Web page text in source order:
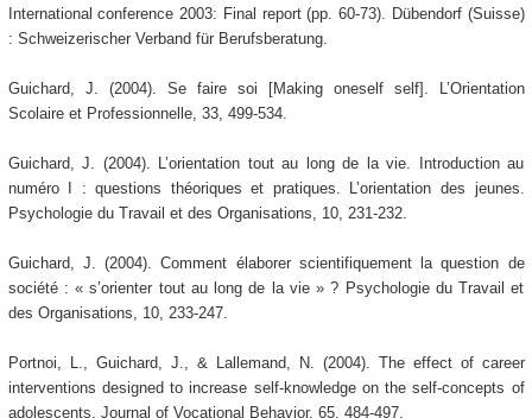
International conference 2003: Final report (pp. 60-73). Dübendorf (Suisse)
: Schweizerischer Verband für Berufsberatung.
Guichard, J. (2004). Se faire soi [Making oneself self]. L’Orientation
Scolaire et Professionnelle, 33, 499-534.
Guichard, J. (2004). L’orientation tout au long de la vie. Introduction au
numéro I : questions théoriques et pratiques. L’orientation des jeunes.
Psychologie du Travail et des Organisations, 10, 231-232.
Guichard, J. (2004). Comment élaborer scientifiquement la question de
société : « s’orienter tout au long de la vie » ? Psychologie du Travail et
des Organisations, 10, 233-247.
Portnoi, L., Guichard, J., & Lallemand, N. (2004). The effect of career
interventions designed to increase self-knowledge on the self-concepts of
adolescents. Journal of Vocational Behavior, 65, 484-497.